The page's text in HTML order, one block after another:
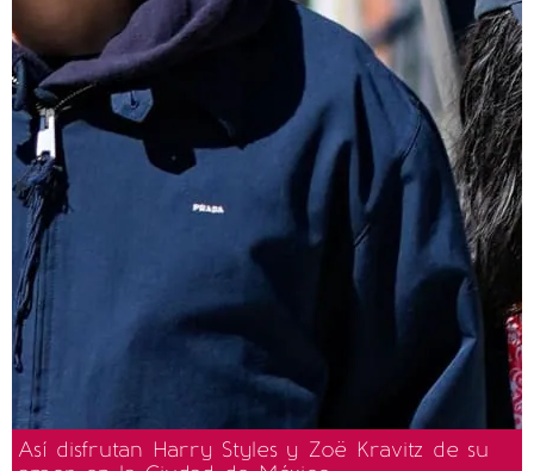
Así disfrutan Harry Styles y Zoë Kravitz de su